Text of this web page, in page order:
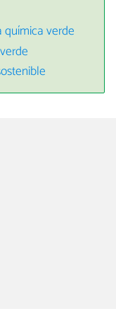
verde